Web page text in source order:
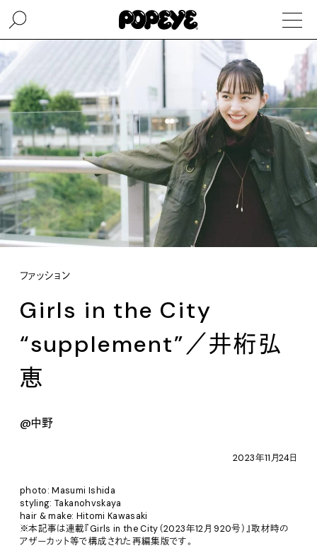
ファッション
Girls in the City
“supplement”／井桁弘
恵
@中野
2023年11月24日
photo: Masumi Ishida
styling: Takanohvskaya
hair & make: Hitomi Kawasaki
※本記事は連載『Girls in the City（2023年12月 920号）』取材時の
アザーカット等で構成された再編集版です。